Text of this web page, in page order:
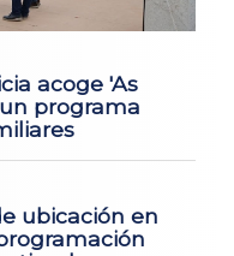
acoge 'As
programa
ubicación en